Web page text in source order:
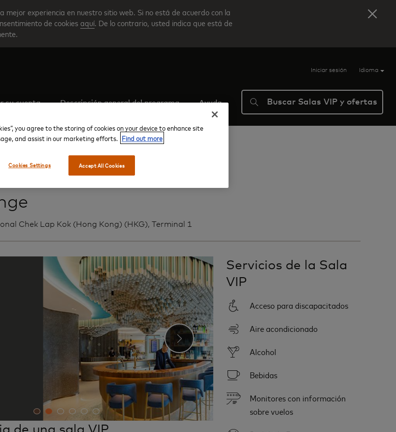
experiencia en nuestro sitio web. Si no está de acuerdo con la
de cookies aquí. De lo contrario, usted indica que está de
Iniciar sesión Idioma
su cuenta Descripción general del programa Ayuda Buscar Salas VIP y ofertas
Internacional Chek Lap Kok (Hong Kong) / Terminal 1
Chek Lap Kok (Hong Kong) (HKG), Terminal 1
›
de una sala VIP
Servicios de la Sala
VIP
Acceso para discapacitados
Aire acondicionado
Alcohol
Bebidas
Monitores con información
sobre vuelos
you agree to the storing of cookies on your device to enhance site
and assist in our marketing efforts. Find out more
Accept All Cookies
Cookies Settings